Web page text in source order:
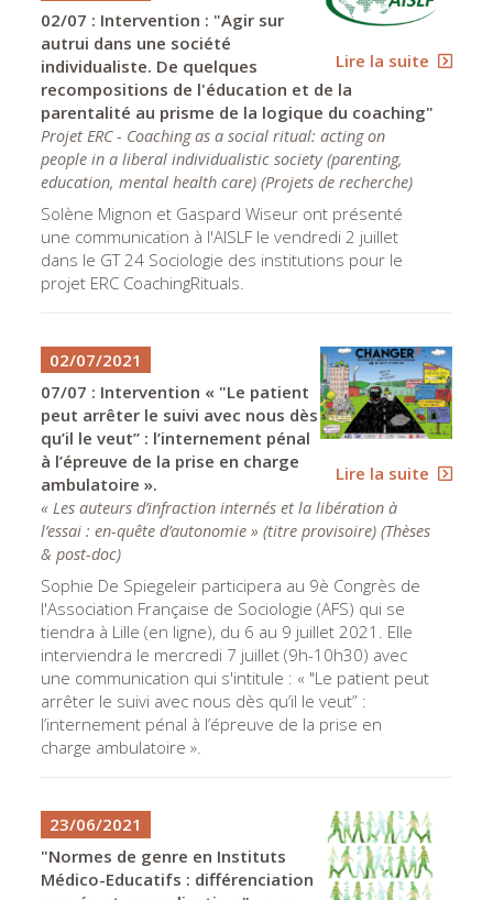
Lire la suite
02/07 : Intervention : "Agir sur
autrui dans une société
individualiste. De quelques
recompositions de l'éducation et de la
parentalité au prisme de la logique du coaching"
Projet ERC - Coaching as a social ritual: acting on
people in a liberal individualistic society (parenting,
education, mental health care) (Projets de recherche)
Solène Mignon et Gaspard Wiseur ont présenté
une communication à l'AISLF le vendredi 2 juillet
dans le GT 24 Sociologie des institutions pour le
projet ERC CoachingRituals.
Lire la suite
02/07/2021
07/07 : Intervention « "Le patient
peut arrêter le suivi avec nous dès
qu’il le veut” : l’internement pénal
à l’épreuve de la prise en charge
ambulatoire ».
« Les auteurs d’infraction internés et la libération à
l’essai : en-quête d’autonomie » (titre provisoire) (Thèses
& post-doc)
Sophie De Spiegeleir participera au 9è Congrès de
l'Association Française de Sociologie (AFS) qui se
tiendra à Lille (en ligne), du 6 au 9 juillet 2021. Elle
interviendra le mercredi 7 juillet (9h-10h30) avec
une communication qui s'intitule : « "Le patient peut
arrêter le suivi avec nous dès qu’il le veut” :
l’internement pénal à l’épreuve de la prise en
charge ambulatoire ».
23/06/2021
"Normes de genre en Instituts
Médico-Educatifs : différenciation